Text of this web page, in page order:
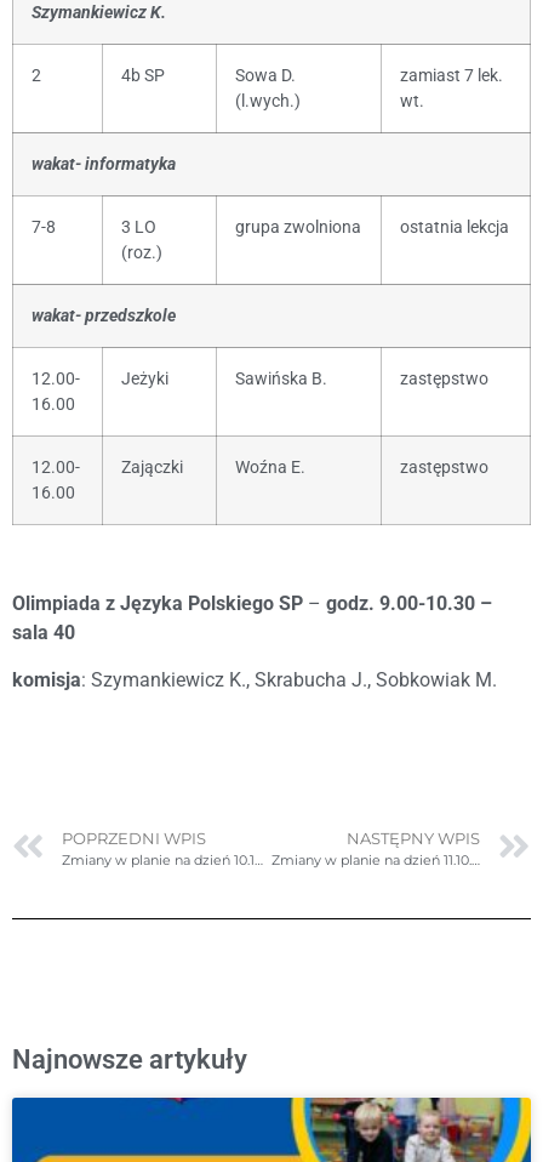
Szymankiewicz K.
2 4b SP
Sowa D.
(l.wych.)
zamiast 7 lek.
wt.
wakat- informatyka
7-8
3 LO
(roz.)
grupa zwolniona ostatnia lekcja
wakat- przedszkole
12.00-
16.00
Jeżyki Sawińska B. zastępstwo
12.00-
16.00
Zajączki Woźna E. zastępstwo
Olimpiada z Języka Polskiego SP – godz. 9.00-10.30 –
sala 40
komisja: Szymankiewicz K., Skrabucha J., Sobkowiak M.
POPRZEDNI WPIS
Zmiany w planie na dzień 10.10.2023r. (wtorek)
NASTĘPNY WPIS
Zmiany w planie na dzień 11.10.2023r. (środa)
Najnowsze artykuły